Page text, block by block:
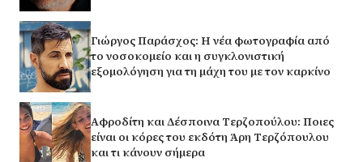
Γιώργος Παράσχος: Η νέα φωτογραφία από
το νοσοκομείο και η συγκλονιστική
εξομολόγηση για τη μάχη του με τον καρκίνο
Αφροδίτη και Δέσποινα Τερζοπούλου: Ποιες
είναι οι κόρες του εκδότη Άρη Τερζόπουλου
και τι κάνουν σήμερα